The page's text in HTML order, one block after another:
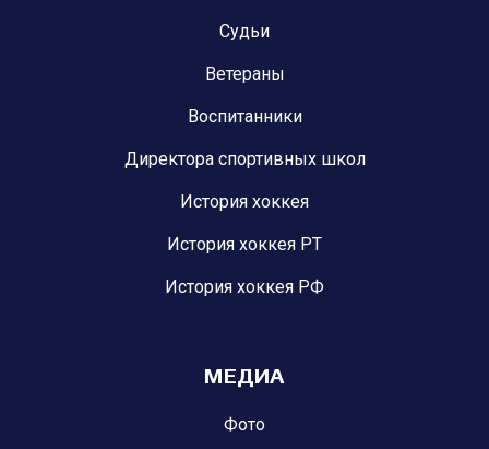
Судьи
Ветераны
Воспитанники
Директора спортивных школ
История хоккея
История хоккея РТ
История хоккея РФ
МЕДИА
Фото